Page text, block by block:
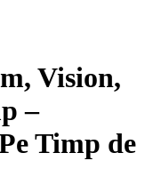
Vision,
–
Timp de